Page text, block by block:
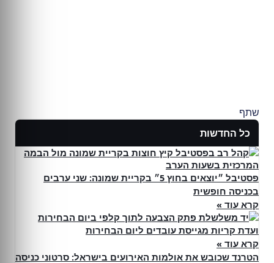
שתף
כל החדשות
פסטיבל ״יוצאים בחוץ 5״ בקריית שמונה: שני ערבים
בכניסה חופשית
קרא עוד »
ועדת קריות מגייסת עובדים ליום הבחירות
קרא עוד »
הטרנד שכובש את אולמות האירועים בישראל: סרטוני כניסה